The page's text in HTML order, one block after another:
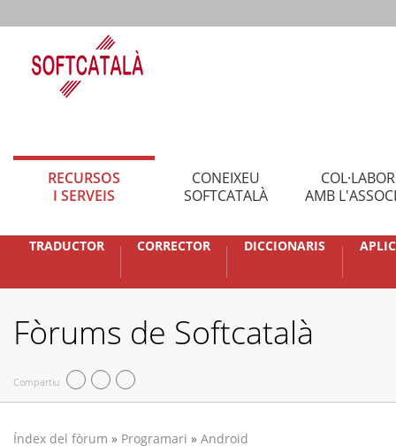
RECURSOS
I SERVEIS
CONEIXEU
SOFTCATALÀ
AMB
TRADUCTOR CORRECTOR DICCIONARIS
Fòrums de Softcatalà
Compartiu
Índex del fòrum » Programari » Android